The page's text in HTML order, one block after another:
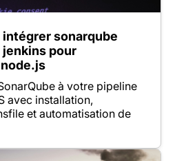
sonarqube
pour
à votre pipeline
avec installation,
et automatisation de